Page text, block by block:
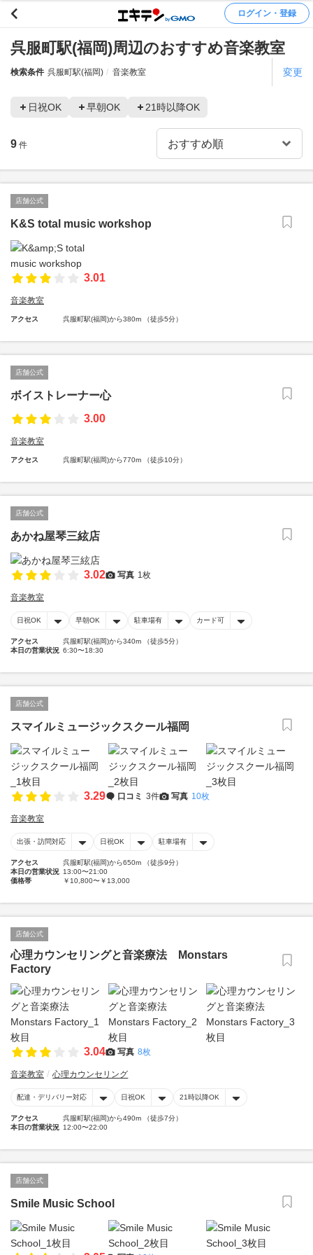
ログイン・登録
呉服町駅(福岡)周辺のおすすめ音楽教室
検索条件 呉服町駅(福岡) 音楽教室 変更
日祝OK 早朝OK 21時以降OK
9 件
店舗公式
K&S total music workshop
3.01
音楽教室
アクセス 呉服町駅(福岡)から380m （徒歩5分）
店舗公式
ボイストレーナー心
3.00
音楽教室
アクセス 呉服町駅(福岡)から770m （徒歩10分）
店舗公式
あかね屋琴三絃店
3.02 写真 1枚
音楽教室
日祝OK 早朝OK 駐車場有 カード可
アクセス
呉服町駅(福岡)から340m （徒歩5分）
本日の営業状況 6:30〜18:30
店舗公式
スマイルミュージックスクール福岡
3.29 口コミ 3件 写真 10枚
音楽教室
出張・訪問対応 日祝OK 駐車場有
アクセス
呉服町駅(福岡)から650m （徒歩9分）
本日の営業状況 13:00〜21:00
価格帯
￥10,800〜￥13,000
店舗公式
心理カウンセリングと音楽療法 Monstars
Factory
3.04 写真 8枚
音楽教室 心理カウンセリング
配達・デリバリー対応 日祝OK 21時以降OK
アクセス
呉服町駅(福岡)から490m （徒歩7分）
本日の営業状況 12:00〜22:00
店舗公式
Smile Music School